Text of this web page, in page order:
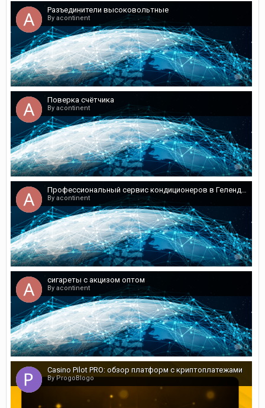
Разъединители высоковольтные
By acontinent
0
Поверка счётчика
By acontinent
0
Профессиональный сервис кондиционеров в Геленджике: почему выбирают «Сплит-Лаб»
By acontinent
0
сигареты с акцизом оптом
By acontinent
0
Casino Pilot PRO: обзор платформ с криптоплатежами
By ProgoBlogo